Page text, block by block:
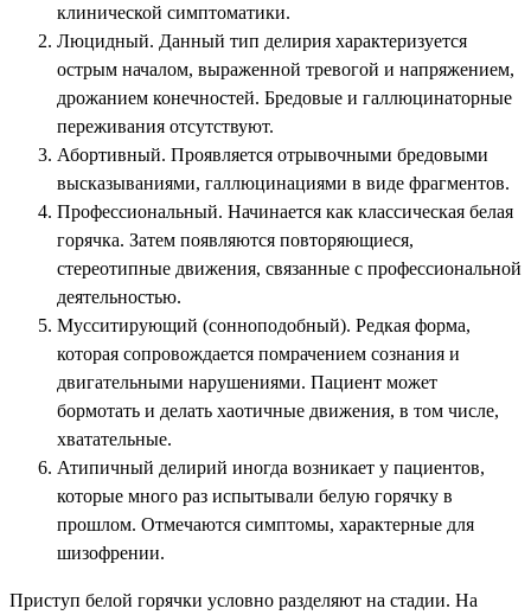
клинической симптоматики.
Люцидный. Данный тип делирия характеризуется
острым началом, выраженной тревогой и напряжением,
дрожанием конечностей. Бредовые и галлюцинаторные
переживания отсутствуют.
Абортивный. Проявляется отрывочными бредовыми
высказываниями, галлюцинациями в виде фрагментов.
Профессиональный. Начинается как классическая белая
горячка. Затем появляются повторяющиеся,
стереотипные движения, связанные с профессиональной
деятельностью.
Мусситирующий (сонноподобный). Редкая форма,
которая сопровождается помрачением сознания и
двигательными нарушениями. Пациент может
бормотать и делать хаотичные движения, в том числе,
хватательные.
Атипичный делирий иногда возникает у пациентов,
которые много раз испытывали белую горячку в
прошлом. Отмечаются симптомы, характерные для
шизофрении.
Приступ белой горячки условно разделяют на стадии. На